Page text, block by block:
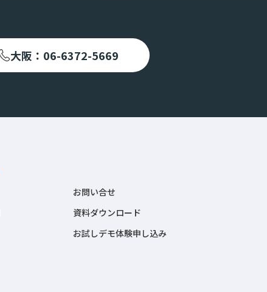
大阪：06-6372-5669
お問い合せ
資料ダウンロード
お試しデモ体験申し込み